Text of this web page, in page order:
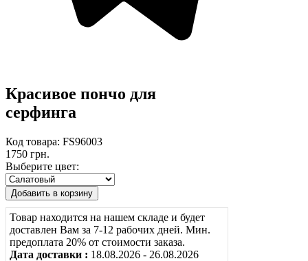
Красивое пончо для
серфинга
Код товара: FS96003
1750 грн.
Выберите цвет:
Товар находится на нашем складе и будет
доставлен Вам за 7-12 рабочих дней. Мин.
предоплата 20% от стоимости заказа.
Дата доставки : 18.08.2026 - 26.08.2026